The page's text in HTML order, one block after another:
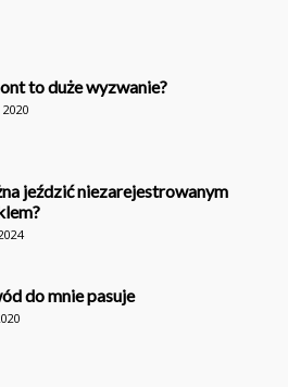
to duże wyzwanie?
jeździć niezarejestrowanym
do mnie pasuje